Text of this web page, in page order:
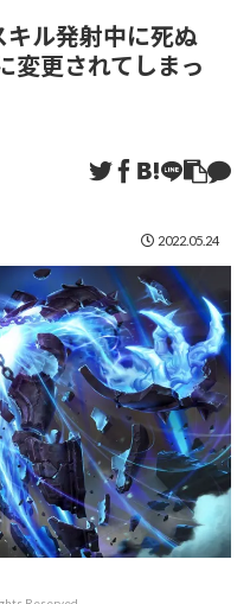
キル発射中に死ぬ
変更されてしまっ
2022.05.24